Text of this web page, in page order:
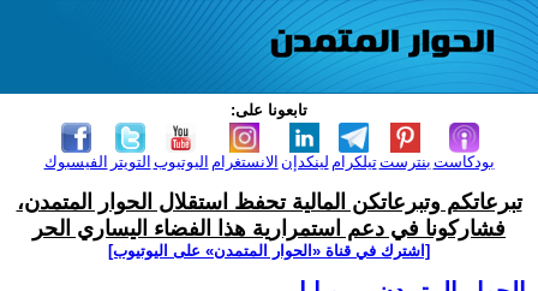
تابعونا على:
الفيسبوك التويتر اليوتيوب الانستغرام لينكدإن تيلكرامبنترست بودكاست
تبرعاتكم وتبرعاتكن المالية تحفظ استقلال الحوار المتمدن،
فشاركونا في دعم استمرارية هذا الفضاء اليساري الحر
[اشترك في قناة ‫«الحوار المتمدن» على اليوتيوب]